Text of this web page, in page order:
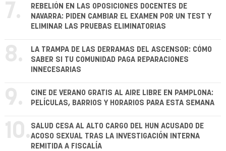
7.
REBELIÓN EN LAS OPOSICIONES DOCENTES DE
NAVARRA: PIDEN CAMBIAR EL EXAMEN POR UN TEST Y
ELIMINAR LAS PRUEBAS ELIMINATORIAS
8.
LA TRAMPA DE LAS DERRAMAS DEL ASCENSOR: CÓMO
SABER SI TU COMUNIDAD PAGA REPARACIONES
INNECESARIAS
9.
CINE DE VERANO GRATIS AL AIRE LIBRE EN PAMPLONA:
PELÍCULAS, BARRIOS Y HORARIOS PARA ESTA SEMANA
10. SALUD CESA AL ALTO CARGO DEL HUN ACUSADO DE
ACOSO SEXUAL TRAS LA INVESTIGACIÓN INTERNA
REMITIDA A FISCALÍA